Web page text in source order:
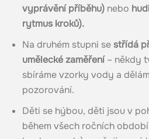
vyprávění příběhu) nebo
rytmus kroků).
Na druhém stupni sestřídá
umělecké zaměření– někdy
sbíráme vzorky vody a
pozorování.
Děti se hýbou, děti jsou v
během všech ročních